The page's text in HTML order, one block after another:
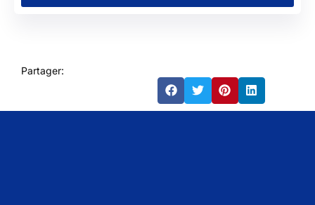
Partager: